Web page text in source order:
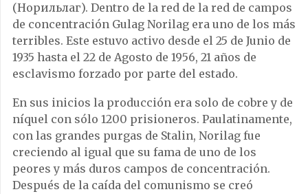
(Норильлаг). Dentro de la red de la red de campos
de concentración Gulag Norilag era uno de los más
terribles. Este estuvo activo desde el 25 de Junio de
1935 hasta el 22 de Agosto de 1956, 21 años de
esclavismo forzado por parte del estado.
En sus inicios la producción era solo de cobre y de
níquel con sólo 1200 prisioneros. Paulatinamente,
con las grandes purgas de Stalin, Norilag fue
creciendo al igual que su fama de uno de los
peores y más duros campos de concentración.
Después de la caída del comunismo se creó